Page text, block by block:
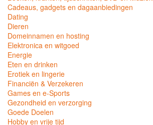
Cadeaus, gadgets en dagaanbiedingen
Dating
Dieren
Domeinnamen en hosting
Elektronica en witgoed
Energie
Eten en drinken
Erotiek en lingerie
Financiën & Verzekeren
Games en e-Sports
Gezondheid en verzorging
Goede Doelen
Hobby en vrije tijd